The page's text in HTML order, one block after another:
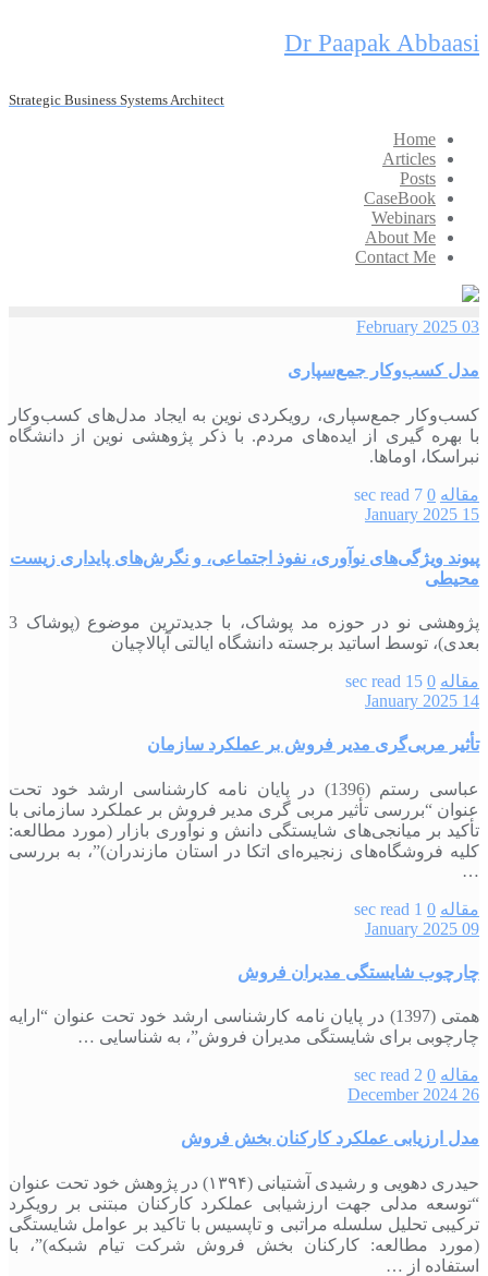
Skip
to
Dr Paapak Abbaasi
Strategic Business Systems Architect
Home
Articles
Posts
CaseBook
Webinars
About Me
Contact Me
03 February 2025
مدل کسب‌وکار جمع‌سپاری
کسب‌وکار جمع‌سپاری، رویکردی نوین به ایجاد مدل‌های کسب‌وکار
با بهره گیری از ایده‌های مردم. با ذکر پژوهشی نوین از دانشگاه
نبراسکا، اوماها.
مقاله 0
7 sec read
15 January 2025
پیوند ویژگی‌های نوآوری، نفوذ اجتماعی، و نگرش‌های پایداری زیست
محیطی
پژوهشی نو در حوزه مد پوشاک، با جدیدترین موضوع (پوشاک 3
بعدی)، توسط اساتید برجسته دانشگاه ایالتی آپالاچیان
مقاله 0
15 sec read
14 January 2025
تأثیر مربی‌گری مدیر فروش بر عملکرد سازمان
عباسی رستم (1396) در پایان‏ نامه کارشناسی ارشد خود تحت
عنوان “بررسی تأثیر مربی گری مدیر فروش بر عملکرد سازمانی با
تأکید بر میانجی‌‏های شایستگی دانش و نوآوری بازار (مورد مطالعه:
کلیه فروشگاه‌‏های زنجیره‏‌ای اتکا در استان مازندران)”، به بررسی
…
مقاله 0
1 sec read
09 January 2025
چارچوب شایستگی مدیران فروش
همتی (1397) در پایان‏ نامه کارشناسی ارشد خود تحت عنوان “ارایه
چارچوبی برای شایستگی مدیران فروش”، به شناسایی …
مقاله 0
2 sec read
26 December 2024
مدل ارزیابی عملکرد کارکنان بخش فروش
حیدری دهویی و رشیدی آشتیانی (۱۳۹۴) در پژوهش خود تحت عنوان
“توسعه مدلی جهت ارزشیابی عملکرد کارکنان مبتنی بر رویکرد
ترکیبی تحلیل سلسله مراتبی و تاپسیس با تاکید بر عوامل شایستگی
(مورد مطالعه: کارکنان بخش فروش شرکت تیام شبکه)”، با
استفاده از …